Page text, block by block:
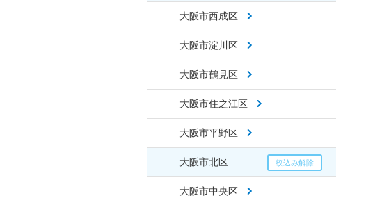
大阪市西成区
大阪市淀川区
大阪市鶴見区
大阪市住之江区
大阪市平野区
大阪市北区
大阪市中央区